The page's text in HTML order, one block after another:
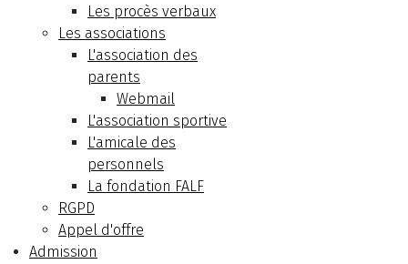
Les procès verbaux
Les associations
L'association des
parents
Webmail
L'association sportive
L'amicale des
personnels
La fondation FALF
RGPD
Appel d'offre
Admission